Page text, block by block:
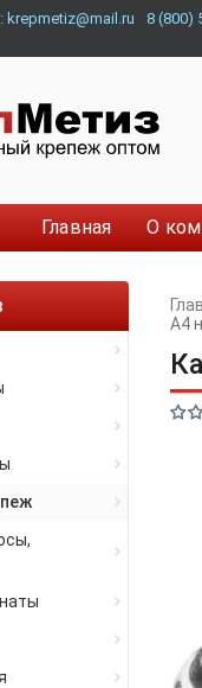
krepmetiz@mail.ru 8 (800)
Главная О
A4